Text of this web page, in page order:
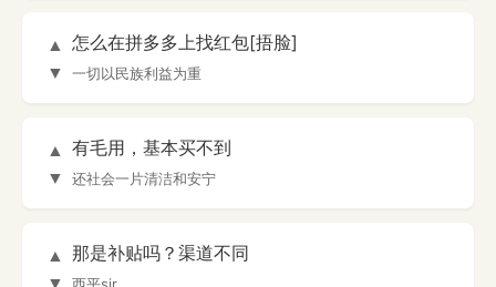
▲
▼
怎么在拼多多上找红包[捂脸]
一切以民族利益为重
▲
▼
有毛用，基本买不到
还社会一片清洁和安宁
▲
那是补贴吗？渠道不同